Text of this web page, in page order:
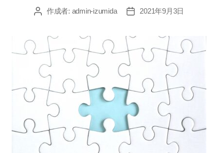
ー
投 作成者: admin-izumida
投
2021年9月3日